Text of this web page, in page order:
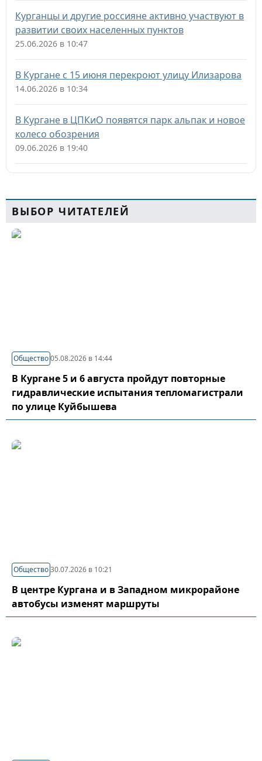
Курганцы и другие россияне активно участвуют в
развитии своих населенных пунктов
25.06.2026 в 10:47
В Кургане с 15 июня перекроют улицу Илизарова
14.06.2026 в 10:34
В Кургане в ЦПКиО появятся парк альпак и новое
колесо обозрения
09.06.2026 в 19:40
ВЫБОР ЧИТАТЕЛЕЙ
Общество05.08.2026 в 14:44
В Кургане 5 и 6 августа пройдут повторные
гидравлические испытания тепломагистрали
по улице Куйбышева
Общество30.07.2026 в 10:21
В центре Кургана и в Западном микрорайоне
автобусы изменят маршруты